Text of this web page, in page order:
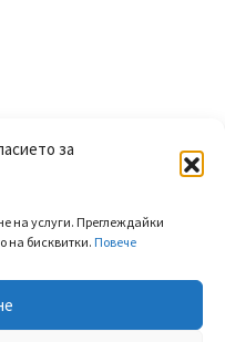
за
на услуги. Преглеждайки
на бисквитки. Повече